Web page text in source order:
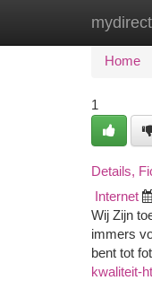
Home
1
Details,
Internet
Wij Zijn
immers
bent tot
kwaliteit-